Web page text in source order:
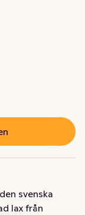
svenska
lax från